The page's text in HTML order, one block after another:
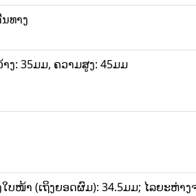
ທາງ
ງ: 35ມມ, ຄວາມສູງ: 45ມມ
ບໜ້າ (ເຖິງຍອດຜົມ): 34.5ມມ; ໄລຍະຫ່າ